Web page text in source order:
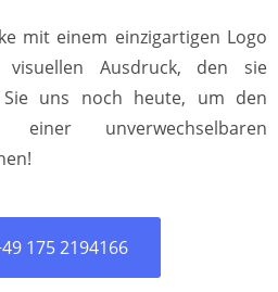
mit einem einzigartigen Logo
Ausdruck, den sie
Sie uns noch heute, um den
unverwechselbaren
175 2194166